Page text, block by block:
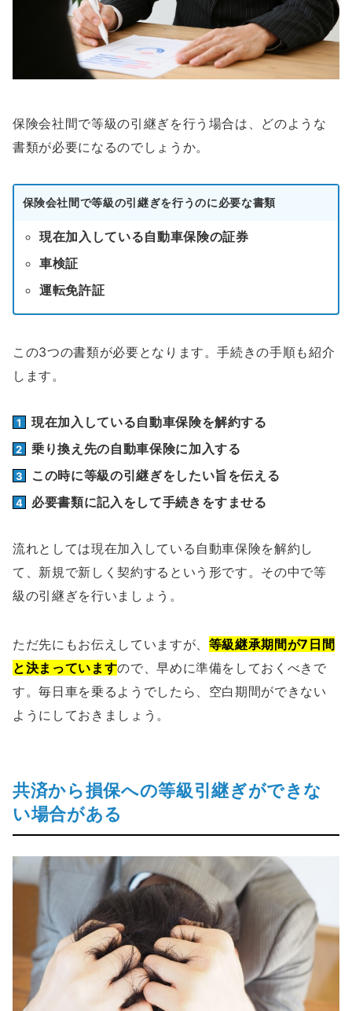
保険会社間で等級の引継ぎを行う場合は、どのような
書類が必要になるのでしょうか。
保険会社間で等級の引継ぎを行うのに必要な書類
現在加入している自動車保険の証券
車検証
運転免許証
この3つの書類が必要となります。手続きの手順も紹介
します。
現在加入している自動車保険を解約する
乗り換え先の自動車保険に加入する
この時に等級の引継ぎをしたい旨を伝える
必要書類に記入をして手続きをすませる
流れとしては現在加入している自動車保険を解約し
て、新規で新しく契約するという形です。その中で等
級の引継ぎを行いましょう。
ただ先にもお伝えしていますが、 等級継承期間が7日間
と決まっていますので、早めに準備をしておくべきで
す。毎日車を乗るようでしたら、空白期間ができない
ようにしておきましょう。
共済から損保への等級引継ぎができな
い場合がある